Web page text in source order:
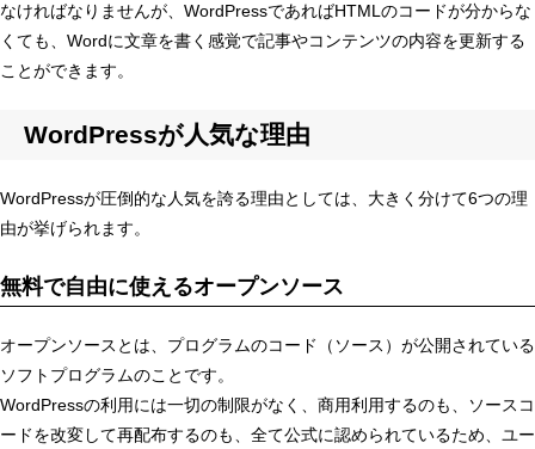
なければなりませんが、WordPressであればHTMLのコードが分からな
くても、Wordに文章を書く感覚で記事やコンテンツの内容を更新する
ことができます。
WordPressが人気な理由
WordPressが圧倒的な人気を誇る理由としては、大きく分けて6つの理
由が挙げられます。
無料で自由に使えるオープンソース
オープンソースとは、プログラムのコード（ソース）が公開されている
ソフトプログラムのことです。
WordPressの利用には一切の制限がなく、商用利用するのも、ソースコ
ードを改変して再配布するのも、全て公式に認められているため、ユー